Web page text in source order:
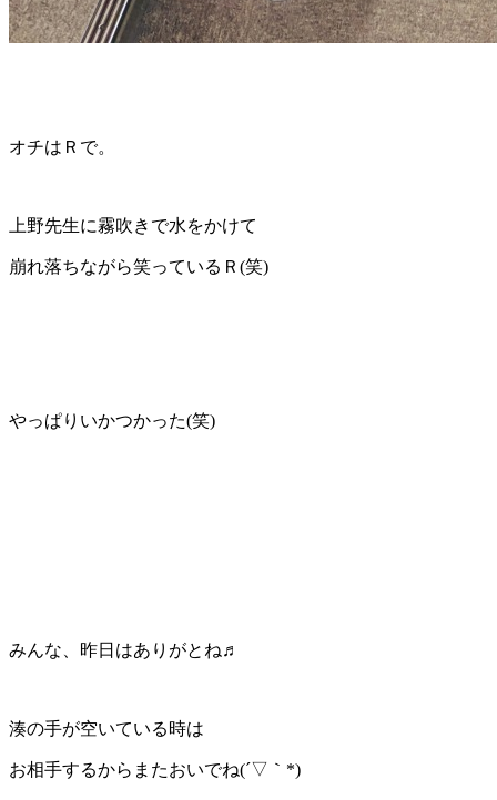
オチはＲで。
上野先生に霧吹きで水をかけて
崩れ落ちながら笑っているＲ(笑)
やっぱりいかつかった(笑)
みんな、昨日はありがとね♬
湊の手が空いている時は
お相手するからまたおいでね(´▽｀*)